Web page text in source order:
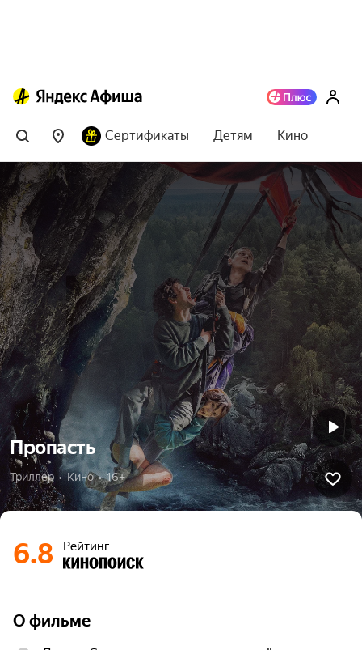
Сертификаты Детям Кино
Пропасть
Триллер  •  Кино  •  16+
6.8 Рейтинг
О фильме